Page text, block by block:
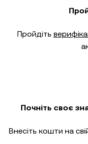
Пройдіть
Почніть своє
Внесіть кошти на